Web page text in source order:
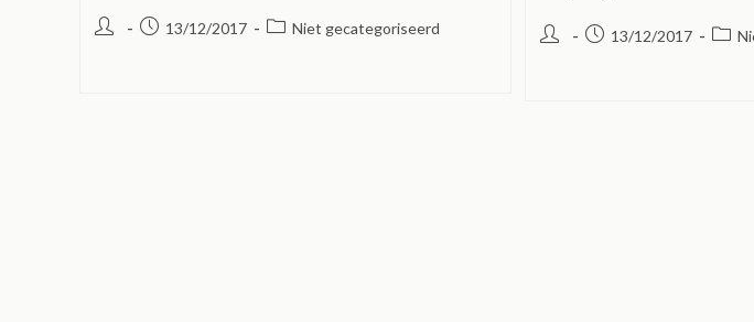
13/12/2017 Niet gecategoriseerd 13/12/2017